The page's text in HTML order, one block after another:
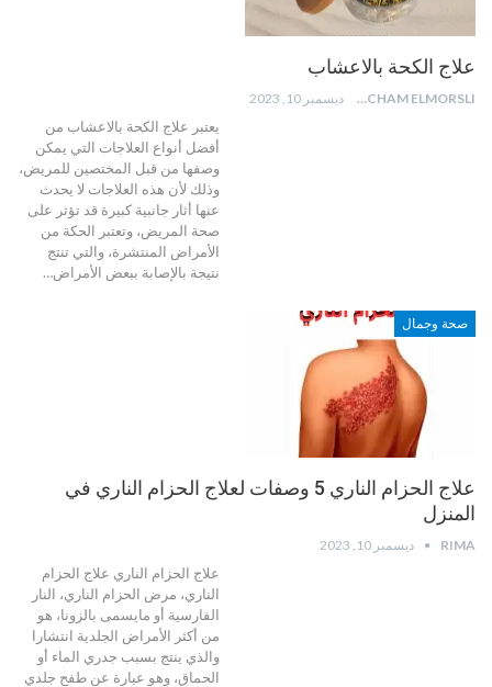
علاج الكحة بالاعشاب
HICHAM ELMORSLI ديسمبر 10, 2023
يعتبر علاج الكحة بالاعشاب من
أفضل أنواع العلاجات التي يمكن
وصفها من قبل المختصين للمريض،
وذلك لأن هذه العلاجات لا يحدث
عنها أثار جانبية كبيرة قد تؤثر على
صحة المريض، وتعتبر الحكة من
الأمراض المنتشرة، والتي تنتج
نتيجة بالإصابة ببعض الأمراض…
صحة وجمال
علاج الحزام الناري 5 وصفات لعلاج الحزام الناري في
المنزل
RIMA ديسمبر 10, 2023
علاج الحزام الناري علاج الحزام
الناري، مرض الحزام الناري، النار
الفارسية أو مايسمى بالزونا، هو
من أكثر الأمراض الجلدية انتشارا
والذي ينتج بسبب جدري الماء أو
الحماق، وهو عبارة عن طفح جلدي